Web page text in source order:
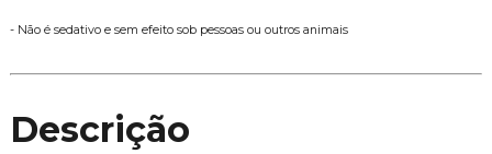
- Não é sedativo e sem efeito sob pessoas ou outros animais
Descrição